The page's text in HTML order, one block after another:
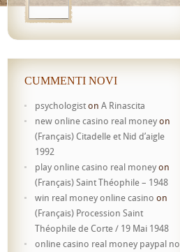
CUMMENTI NOVI
psychologiston A Rinascita
new online casino real moneyon
(Français) Citadelle et Nid d’aigle
1992
play online casino real moneyon
(Français) Saint Théophile – 1948
win real money online casino on
(Français) Procession Saint
Théophile de Corte / 19 Mai 1948
online casino real money paypal no